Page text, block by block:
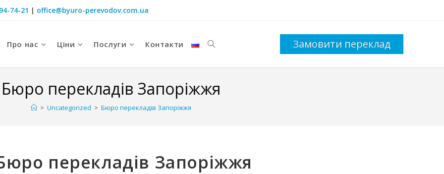
74-21 | office@byuro-perevodov.com.ua
Замовити переклад
Про нас Ціни Послуги Контакти
Бюро перекладів Запоріжжя
> Uncategorized > Бюро перекладів Запоріжжя
перекладів Запоріжжя